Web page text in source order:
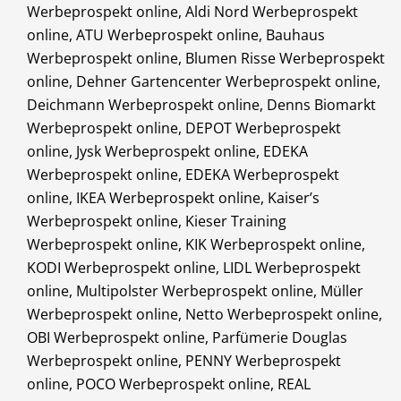
Werbeprospekt online, Aldi Nord Werbeprospekt
online, ATU Werbeprospekt online, Bauhaus
Werbeprospekt online, Blumen Risse Werbeprospekt
online, Dehner Gartencenter Werbeprospekt online,
Deichmann Werbeprospekt online, Denns Biomarkt
Werbeprospekt online, DEPOT Werbeprospekt
online, Jysk Werbeprospekt online, EDEKA
Werbeprospekt online, EDEKA Werbeprospekt
online, IKEA Werbeprospekt online, Kaiser’s
Werbeprospekt online, Kieser Training
Werbeprospekt online, KIK Werbeprospekt online,
KODI Werbeprospekt online, LIDL Werbeprospekt
online, Multipolster Werbeprospekt online, Müller
Werbeprospekt online, Netto Werbeprospekt online,
OBI Werbeprospekt online, Parfümerie Douglas
Werbeprospekt online, PENNY Werbeprospekt
online, POCO Werbeprospekt online, REAL